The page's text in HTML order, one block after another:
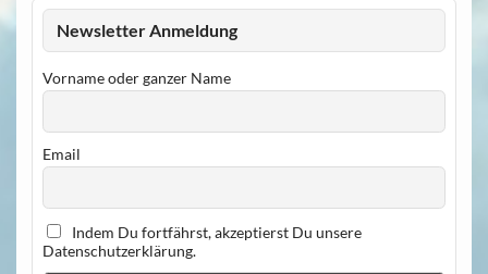
Newsletter Anmeldung
Vorname oder ganzer Name
Email
Indem Du fortfährst, akzeptierst Du unsere
Datenschutzerklärung.